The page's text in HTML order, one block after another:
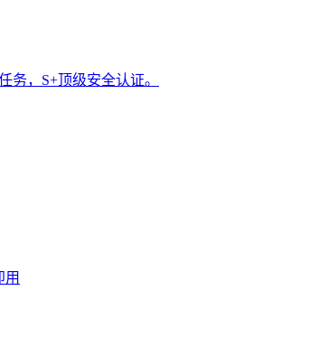
务，S+顶级安全认证。
用